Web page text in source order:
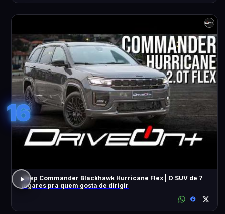
16
Jeep Commander Blackhawk Hurricane Flex | O SUV de 7
lugares pra quem gosta de dirigir